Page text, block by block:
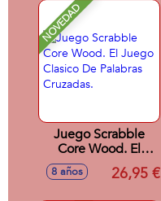
NOVEDAD
Juego Scrabble
Core Wood. El
Juego Clasico De
Palabras Cruzadas.
8 años 26,95 €